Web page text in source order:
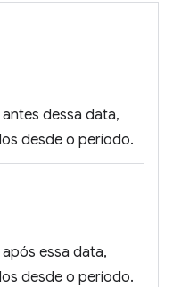
dessa data,
desde o período.
essa data,
desde o período.